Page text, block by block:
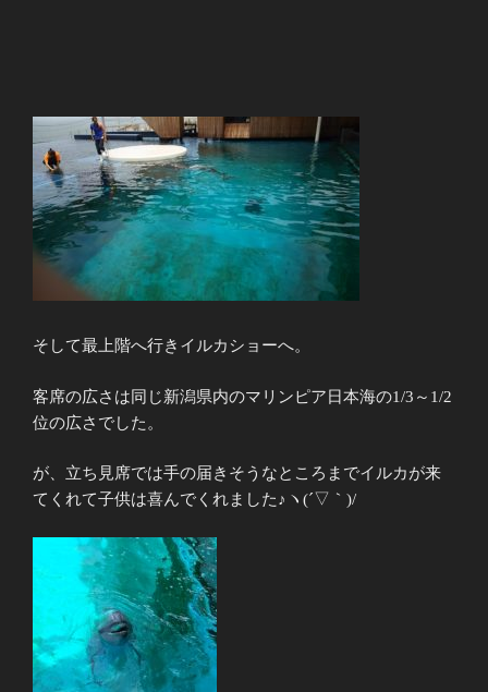
そして最上階へ行きイルカショーへ。
客席の広さは同じ新潟県内のマリンピア日本海の1/3～1/2
位の広さでした。
が、立ち見席では手の届きそうなところまでイルカが来
てくれて子供は喜んでくれました♪ヽ(´▽｀)/